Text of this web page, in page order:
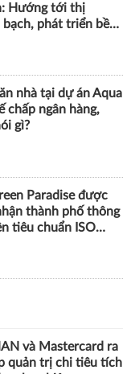
Hướng tới thị
phát triển bền
nhà tại dự án Aqua
chấp ngân hàng,
gì?
Paradise được
thành phố thông
tiêu chuẩn ISO
và Mastercard ra
quản trị chi tiêu tích